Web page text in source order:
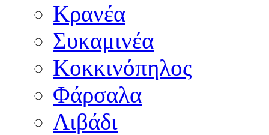
Κρανέα
Συκαμινέα
Κοκκινόπηλος
Φάρσαλα
Λιβάδι